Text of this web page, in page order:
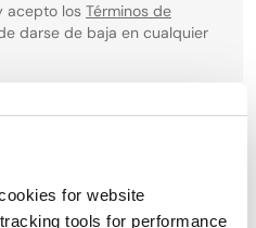
for website
tools for performance
acepto los Términos de
darse de baja en cualquier
visite nuestra política